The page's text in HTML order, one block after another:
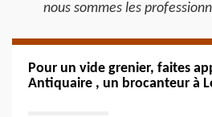
nous sommes les
Pour un vide grenier, faites
Antiquaire , un brocanteur à